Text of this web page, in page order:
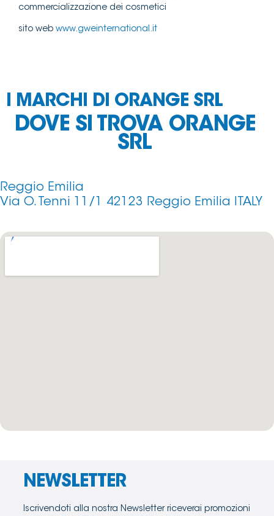
commercializzazione dei cosmetici
sito web www.gweinternational.it
I MARCHI DI ORANGE SRL
DOVE SI TROVA ORANGE
SRL
Reggio Emilia
Via O. Tenni 11/1 42123 Reggio Emilia ITALY
NEWSLETTER
Iscrivendoti alla nostra Newsletter riceverai promozioni